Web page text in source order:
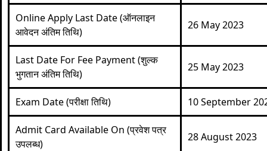
Online Apply Last Date (ऑनलाइन
आवेदन अंतिम तिथि)
26 May 2023
Last Date For Fee Payment (शुल्क
भुगतान अंतिम तिथि)
25 May 2023
Exam Date (परीक्षा तिथि) 10 September
Admit Card Available On (प्रवेश पत्र
उपलब्ध)
28 August 2023